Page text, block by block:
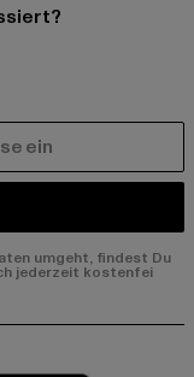
umgeht, findest Du
jederzeit kostenfei